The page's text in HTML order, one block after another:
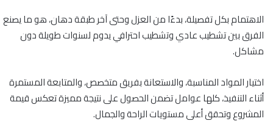
الاهتمام بكل تفصيلة، بدءًا من العزل وحتى آخر طبقة دهان، هو ما يصنع
الفرق بين تشطيب عادي وتشطيب احترافي يدوم لسنوات طويلة دون
مشاكل.
اختيار المواد المناسبة، والاستعانة بفريق متخصص، والمتابعة المستمرة
أثناء التنفيذ، كلها عوامل تضمن الحصول على نتيجة مميزة تعكس قيمة
المشروع وتحقق أعلى مستويات الراحة والجمال.